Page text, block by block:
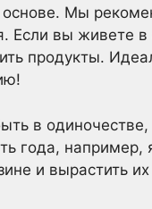
основе. Мы
Если вы живете
продукты.
в
года,
и вырастить